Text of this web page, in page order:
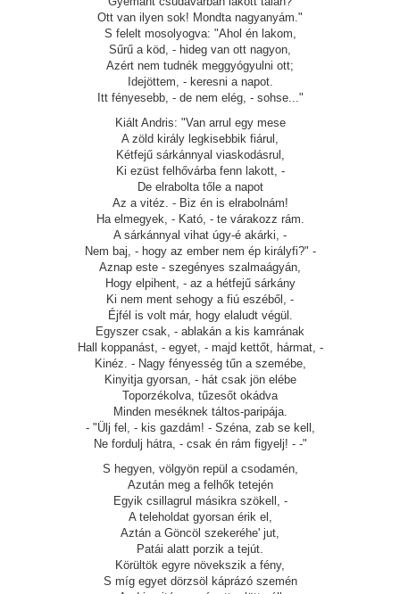
Ott van ilyen sok! Mondta nagyanyám."
S felelt mosolyogva: "Ahol én lakom,
Sűrű a köd, - hideg van ott nagyon,
Azért nem tudnék meggyógyulni ott;
Idejöttem, - keresni a napot.
Itt fényesebb, - de nem elég, - sohse..."
Kiált Andris: "Van arrul egy mese
A zöld király legkisebbik fiárul,
Kétfejű sárkánnyal viaskodásrul,
Ki ezüst felhővárba fenn lakott, -
De elrabolta tőle a napot
Az a vitéz. - Biz én is elrabolnám!
Ha elmegyek, - Kató, - te várakozz rám.
A sárkánnyal vihat úgy-é akárki, -
Nem baj, - hogy az ember nem ép királyfi?" -
Aznap este - szegényes szalmaágyán,
Hogy elpihent, - az a hétfejű sárkány
Ki nem ment sehogy a fiú eszéből, -
Éjfél is volt már, hogy elaludt végül.
Egyszer csak, - ablakán a kis kamrának
Hall koppanást, - egyet, - majd kettőt, hármat, -
Kinéz. - Nagy fényesség tűn a szemébe,
Kinyitja gyorsan, - hát csak jön elébe
Toporzékolva, tűzesőt okádva
Minden meséknek táltos-paripája.
- "Ülj fel, - kis gazdám! - Széna, zab se kell,
Ne fordulj hátra, - csak én rám figyelj! - -"
S hegyen, völgyön repül a csodamén,
Azután meg a felhők tetején
Egyik csillagrul másikra szökell, -
A teleholdat gyorsan érik el,
Aztán a Göncöl szekeréhe' jut,
Patái alatt porzik a tejút.
Körültök egyre növekszik a fény,
S míg egyet dörzsöl káprázó szemén